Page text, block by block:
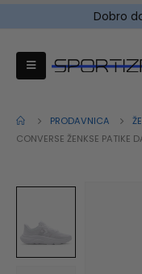
Dobro
PRODAVNICA
CONVERSE ŽENKSE PATIKE